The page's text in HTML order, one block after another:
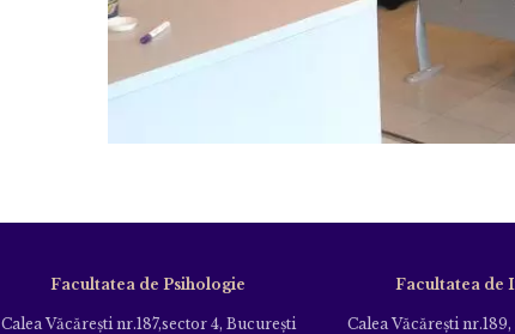
Facultatea de Psihologie
Calea Văcăreşti nr.187,sector 4, Bucureşti
Facultatea de
Calea Văcăreşti